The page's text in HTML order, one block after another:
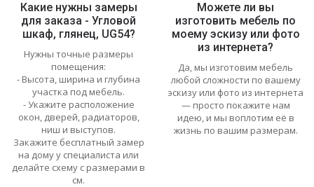
Какие нужны замеры
для заказа - Угловой
шкаф, глянец, UG54?
Нужны точные размеры
помещения:
- Высота, ширина и глубина
участка под мебель.
- Укажите расположение
окон, дверей, радиаторов,
ниш и выступов.
Закажите бесплатный замер
на дому у специалиста или
делайте схему с размерами в
см.
Можете ли вы
изготовить мебель по
моему эскизу или фото
из интернета?
Да, мы изготовим мебель
любой сложности по вашему
эскизу или фото из интернета
— просто покажите нам
идею, и мы воплотим её в
жизнь по вашим размерам.